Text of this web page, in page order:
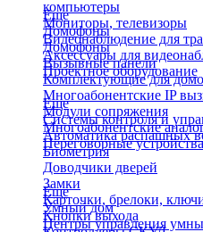
компьютеры
Мониторы, телевизоры
Видеонаблюдение для
Аксессуары для
Проектное оборудование
Еще
Домофоны
Домофоны
Вызывные панели
Комплектующие для
Многоабонентские IP
Модули сопряжения
Многоабонентские
Переговорные
Еще
Системы контроля и
Автоматика распашных
Биометрия
Доводчики дверей
Замки
Карточки, брелоки,
Кнопки выхода
Еще
Умный дом
Центры управления